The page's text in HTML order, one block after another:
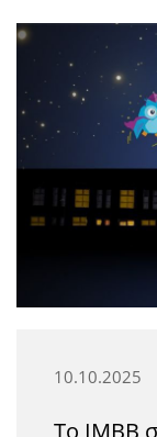
10.10.2025
Το ΙΜΒΒ